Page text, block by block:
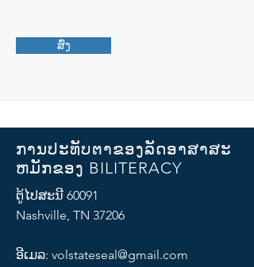
ສົ່ງ
ການປະທັບຕາຂອງລັດອາສາສະ
ຫມັກຂອງ BILITERACY
ຕູ້ໄປສະນີ 60091
Nashville, TN 37206
ອີເມລ: volstateseal@gmail.com